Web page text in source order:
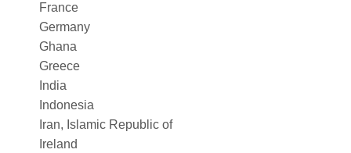
France
Germany
Ghana
Greece
India
Indonesia
Iran, Islamic Republic of
Ireland